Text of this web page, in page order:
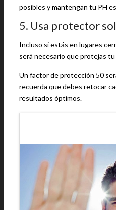
posibles y mantengan tu PH
5. Usa protector
Incluso si estás en lugares
será necesario que protejas
Un factor de protección 50
recuerda que debes retocar
resultados óptimos.